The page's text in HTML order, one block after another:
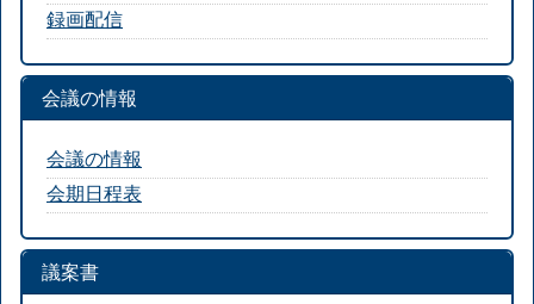
録画配信
会議の情報
会議の情報
会期日程表
議案書